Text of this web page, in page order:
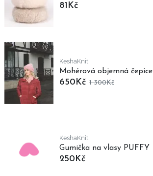
81Kč
KeshaKnit
Mohérová objemná čepice
650Kč 1 300Kč
KeshaKnit
Gumička na vlasy PUFFY
250Kč